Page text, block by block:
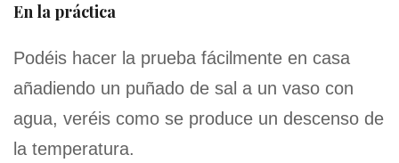
En la práctica
Podéis hacer la prueba fácilmente en casa
añadiendo un puñado de sal a un vaso con
agua, veréis como se produce un descenso de
la temperatura.